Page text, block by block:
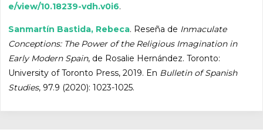
e/view/10.18239-vdh.v0i6.
Sanmartín Bastida, Rebeca. Reseña de Inmaculate
Conceptions: The Power of the Religious Imagination in
Early Modern Spain, de Rosalie Hernández. Toronto:
University of Toronto Press, 2019. En Bulletin of Spanish
Studies, 97.9 (2020): 1023-1025.